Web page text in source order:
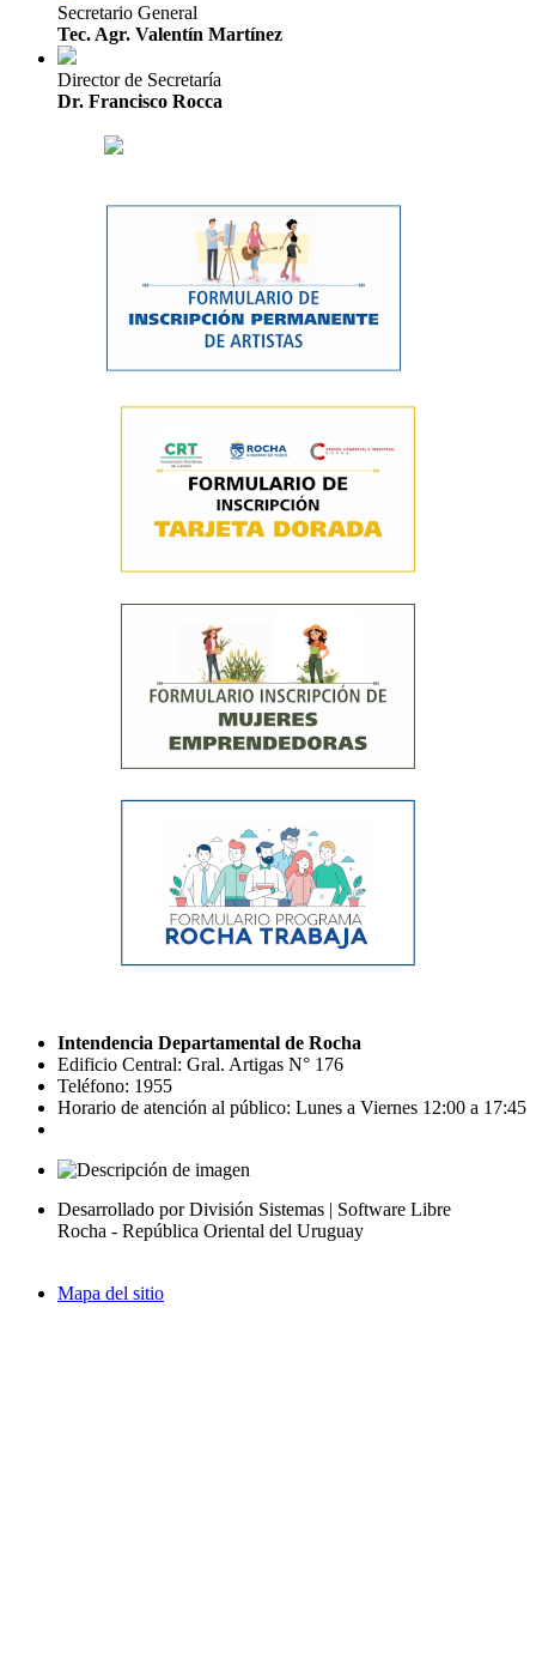
Secretario General
Tec. Agr. Valentín Martínez
Director de Secretaría
Dr. Francisco Rocca
Intendencia Departamental de Rocha
Edificio Central: Gral. Artigas N° 176
Teléfono: 1955
Horario de atención al público: Lunes a Viernes 12:00 a 17:45
Desarrollado por División Sistemas | Software Libre
Rocha - República Oriental del Uruguay
Mapa del sitio